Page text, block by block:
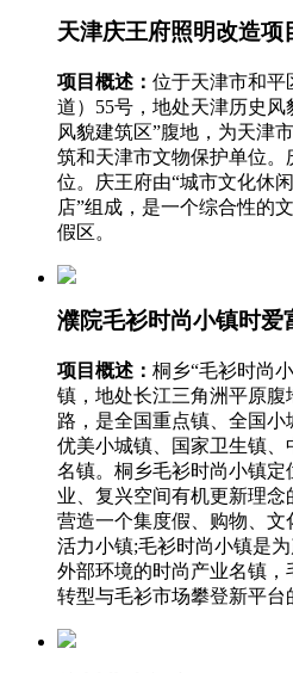
天津庆王府照明改造项
项目概述： 位于天津市和平
道）55号，地处天津历史
风貌建筑区”腹地，为天津
筑和天津市文物保护单位
位。庆王府由“城市文化休
店”组成，是一个综合性的
假区。
濮院毛衫时尚小镇时爱
项目概述： 桐乡“毛衫时尚
镇，地处长江三角洲平原
路，是全国重点镇、全国
优美小城镇、国家卫生镇
名镇。桐乡毛衫时尚小镇
业、复兴空间有机更新理
营造一个集度假、购物、
活力小镇;毛衫时尚小镇是
外部环境的时尚产业名镇
转型与毛衫市场攀登新平台